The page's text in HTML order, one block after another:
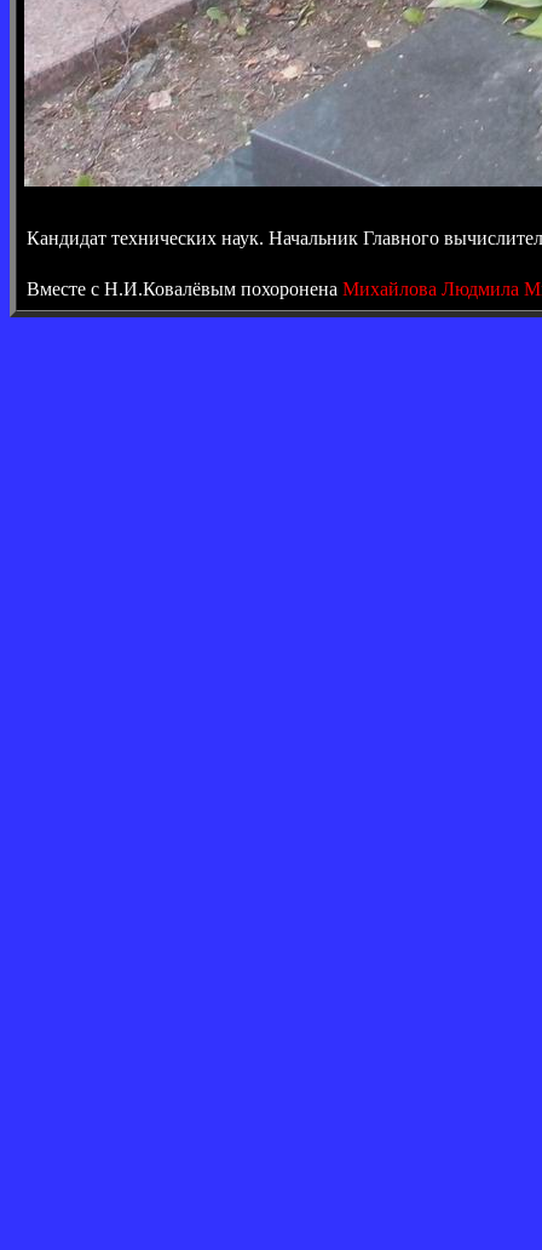
Кандидат технических наук. Начальник Главного
Вместе с Н.И.Ковалёвым похоронена Михайлова Людмила